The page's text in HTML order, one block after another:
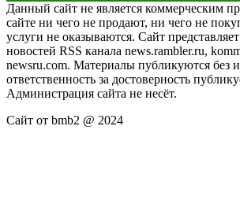
Данный сайт не является коммерческим
сайте ни чего не продают, ни чего не
услуги не оказываются. Сайт
новостей RSS канала news.rambler.ru,
newsru.com. Материалы публикуются без
ответственность за достоверность
Администрация сайта не несёт.
Сайт от bmb2 @ 2024